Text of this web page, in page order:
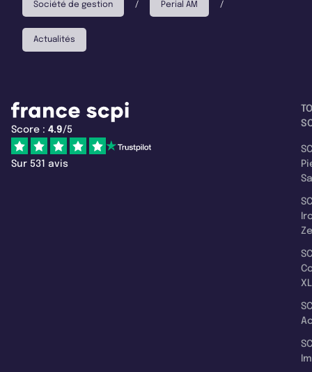
Société de gestion / Perial AM /
Actualités
Score : 4.9/5
Sur 531 avis
XL